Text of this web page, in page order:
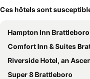
Ces hôtels sont
Hampton Inn Brattleboro
Comfort Inn & Suites Brattleboro
Riverside Hotel, an Ascend Collection
Super 8 Brattleboro